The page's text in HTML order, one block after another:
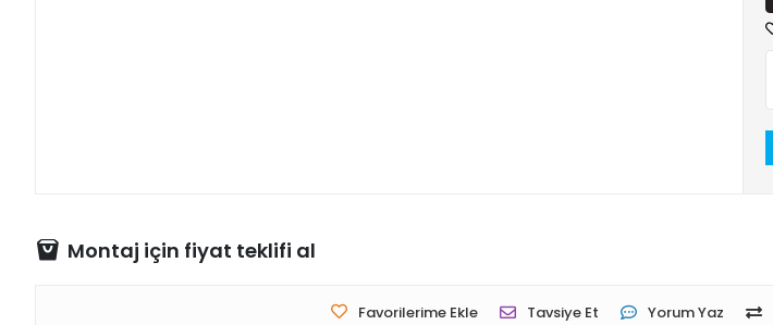
Montaj için fiyat teklifi al
Favorilerime Ekle Tavsiye Et Yorum Yaz